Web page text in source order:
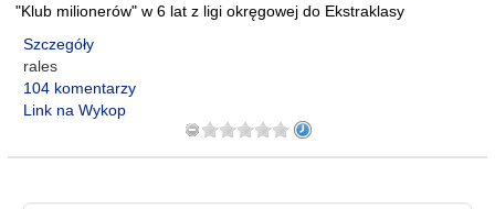
"Klub milionerów" w 6 lat z ligi okręgowej do Ekstraklasy
Szczegóły
rales
104 komentarzy
Link na Wykop